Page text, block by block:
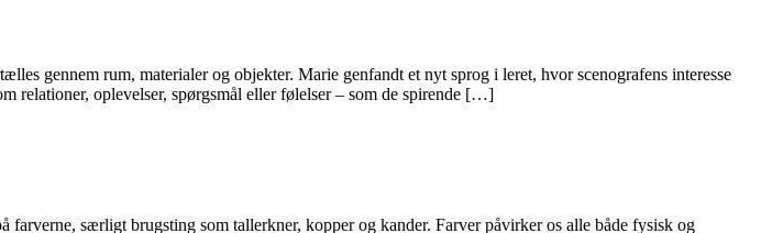
gennem rum, materialer og objekter. Marie genfandt et nyt sprog i leret, hvor scenografens interesse
relationer, oplevelser, spørgsmål eller følelser – som de spirende […]
særligt brugsting som tallerkner, kopper og kander. Farver påvirker os alle både fysisk og